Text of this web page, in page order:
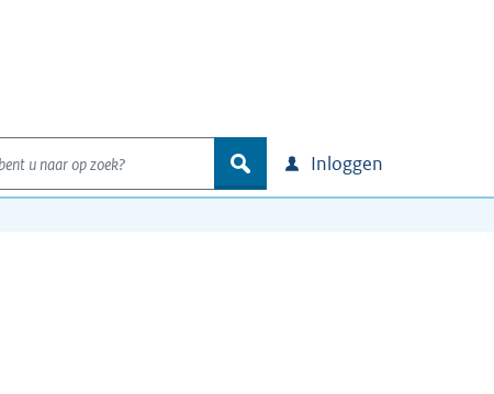
u naar op zoek?
zoek Inloggen